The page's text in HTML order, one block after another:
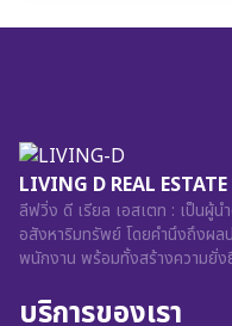
LIVING D REAL
ลีฟวิ่ง ดี เรียล เอสเตท : เป็นผู้นำ
อสังหาริมทรัพย์ โดยคำนึงถึงผล
พนักงาน พร้อมทั้งสร้างความยั่ง
บริการของเรา